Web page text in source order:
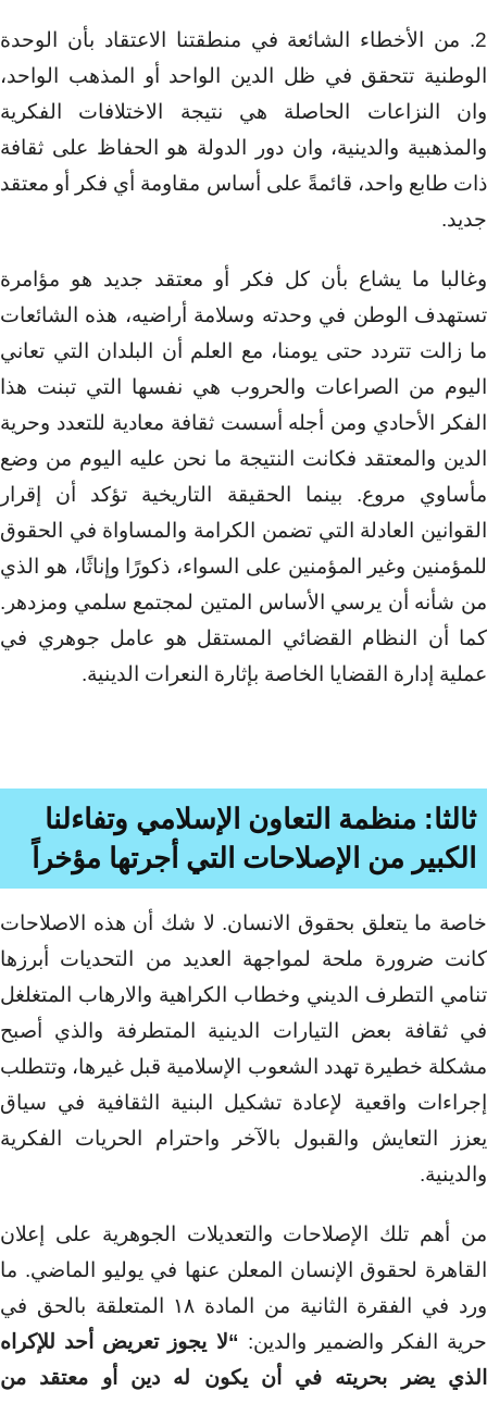
2. من الأخطاء الشائعة في منطقتنا الاعتقاد بأن الوحدة
الوطنية تتحقق في ظل الدين الواحد أو المذهب الواحد،
وان النزاعات الحاصلة هي نتيجة الاختلافات الفكرية
والمذهبية والدينية، وان دور الدولة هو الحفاظ على ثقافة
ذات طابع واحد، قائمةً على أساس مقاومة أي فكر أو معتقد
جديد.
وغالبا ما يشاع بأن كل فكر أو معتقد جديد هو مؤامرة
تستهدف الوطن في وحدته وسلامة أراضيه، هذه الشائعات
ما زالت تتردد حتى يومنا، مع العلم أن البلدان التي تعاني
اليوم من الصراعات والحروب هي نفسها التي تبنت هذا
الفكر الأحادي ومن أجله أسست ثقافة معادية للتعدد وحرية
الدين والمعتقد فكانت النتيجة ما نحن عليه اليوم من وضع
مأساوي مروع. بينما الحقيقة التاريخية تؤكد أن إقرار
القوانين العادلة التي تضمن الكرامة والمساواة في الحقوق
للمؤمنين وغير المؤمنين على السواء، ذكورًا وإناثًا، هو الذي
من شأنه أن يرسي الأساس المتين لمجتمع سلمي ومزدهر.
كما أن النظام القضائي المستقل هو عامل جوهري في
عملية إدارة القضايا الخاصة بإثارة النعرات الدينية.
ثالثا: منظمة التعاون الإسلامي وتفاءلنا
الكبير من الإصلاحات التي أجرتها مؤخراً
خاصة ما يتعلق بحقوق الانسان. لا شك أن هذه الاصلاحات
كانت ضرورة ملحة لمواجهة العديد من التحديات أبرزها
تنامي التطرف الديني وخطاب الكراهية والارهاب المتغلغل
في ثقافة بعض التيارات الدينية المتطرفة والذي أصبح
مشكلة خطيرة تهدد الشعوب الإسلامية قبل غيرها، وتتطلب
إجراءات واقعية لإعادة تشكيل البنية الثقافية في سياق
يعزز التعايش والقبول بالآخر واحترام الحريات الفكرية
والدينية.
من أهم تلك الإصلاحات والتعديلات الجوهرية على إعلان
القاهرة لحقوق الإنسان المعلن عنها في يوليو الماضي. ما
ورد في الفقرة الثانية من المادة ١٨ المتعلقة بالحق في
حرية الفكر والضمير والدين: “لا يجوز تعريض أحد للإكراه
الذي يضر بحريته في أن يكون له دين أو معتقد من